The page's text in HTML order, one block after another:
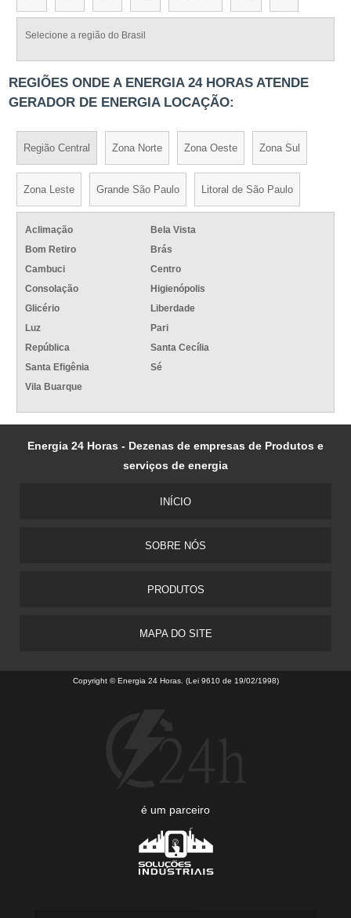
Selecione a região do Brasil
REGIÕES ONDE A ENERGIA 24 HORAS ATENDE
GERADOR DE ENERGIA LOCAÇÃO:
Região Central Zona Norte Zona Oeste Zona Sul
Zona Leste Grande São Paulo Litoral de São Paulo
Aclimação
Bela Vista
Bom Retiro
Brás
Cambuci
Centro
Consolação
Higienópolis
Glicério
Liberdade
Luz
Pari
República
Santa Cecília
Santa Efigênia
Sé
Vila Buarque
Energia 24 Horas - Dezenas de empresas de Produtos e
serviços de energia
INÍCIO
SOBRE NÓS
PRODUTOS
MAPA DO SITE
Copyright © Energia 24 Horas. (Lei 9610 de 19/02/1998)
é um parceiro